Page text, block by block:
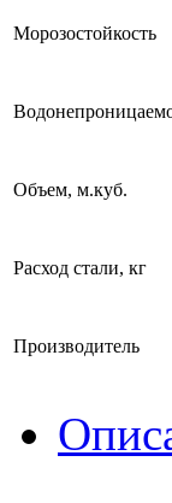
Морозостойкость
Объем, м.куб.
Расход стали, кг
Производитель